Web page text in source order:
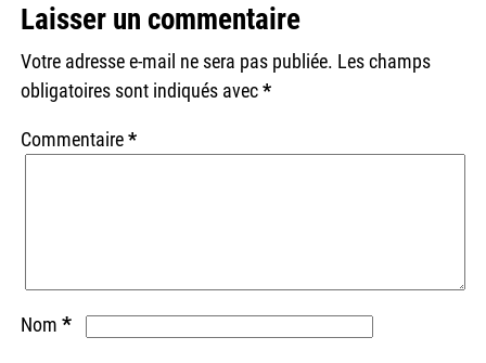
Laisser un commentaire
Votre adresse e-mail ne sera pas publiée. Les champs
obligatoires sont indiqués avec*
Commentaire*
Nom *